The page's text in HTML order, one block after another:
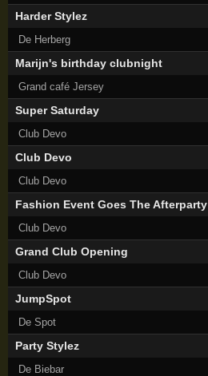
Harder Stylez
De Herberg
Marijn's birthday clubnight
Grand café Jersey
Super Saturday
Club Devo
Club Devo
Club Devo
Fashion Event Goes The Afterparty
Club Devo
Grand Club Opening
Club Devo
JumpSpot
De Spot
Party Stylez
De Biebar